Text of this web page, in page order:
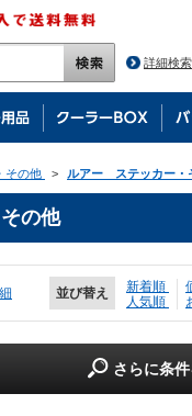
詳細検索
その他 > ルアー ステッカー・
の他
並び替え 新着順
人気順
さらに条